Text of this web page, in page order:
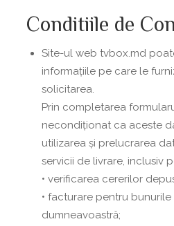
Conditiile de
Site-ul web tvbox.md
informațiile pe care le
solicitarea.
Prin completarea
necondiționat ca aceste
utilizarea și prelucrarea
servicii de livrare, inclusiv
• verificarea cererilor
• facturare pentru
dumneavoastră;